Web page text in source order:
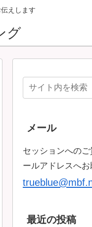
えします
グ
メール
セッションへの
ールアドレスへお
最近の投稿